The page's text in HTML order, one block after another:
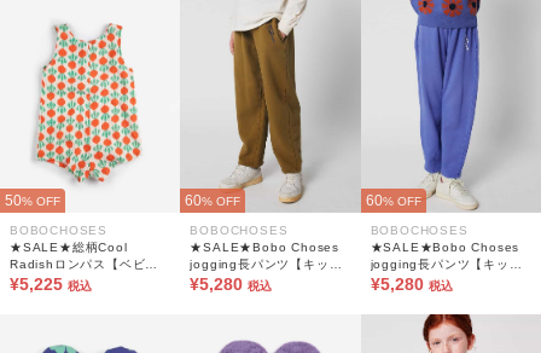
50% OFF
BOBOCHOSES
★SALE★総柄Cool
Radishロンパス【ベビ
ー】
¥5,225 税込
60% OFF
BOBOCHOSES
★SALE★Bobo Choses
jogging長パンツ【キッ
ズ】
¥5,280 税込
60% OFF
BOBOCHOSES
★SALE★Bobo Choses
jogging長パンツ【キッ
ズ】
¥5,280 税込